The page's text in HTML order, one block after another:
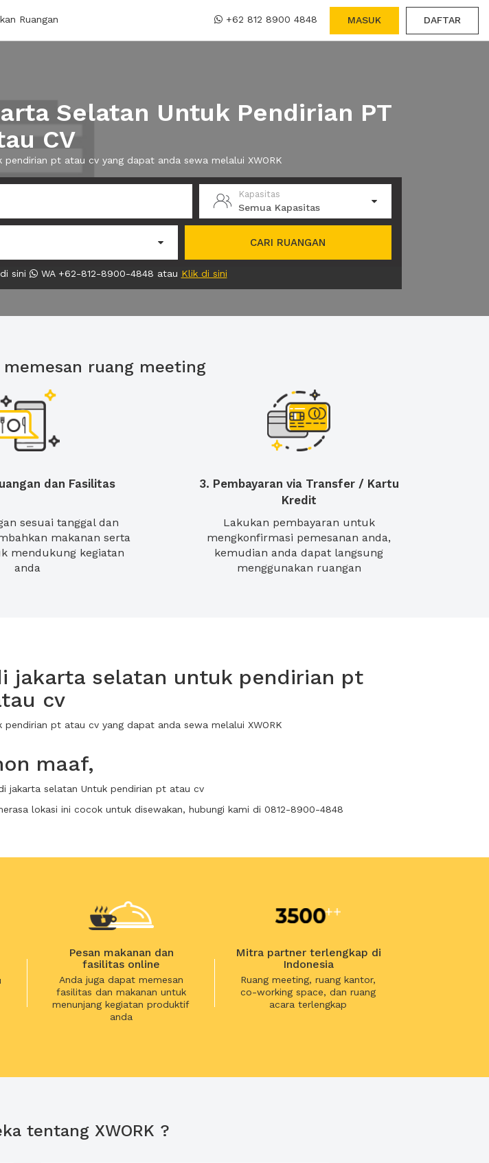
Ruangan +62 812 8900 4848 MASUK DAFTAR
Selatan Untuk Pendirian PT
CV
pt atau cv yang dapat anda sewa melalui XWORK
Kapasitas
Semua Kapasitas
CARI RUANGAN
sini WA +62-812-8900-4848 atau Klik di sini
ruang meeting
dan Fasilitas
sesuai tanggal dan
makanan serta
mendukung kegiatan
anda
3. Pembayaran via Transfer / Kartu
Kredit
Lakukan pembayaran untuk
mengkonfirmasi pemesanan anda,
kemudian anda dapat langsung
menggunakan ruangan
jakarta selatan untuk pendirian pt
cv
pt atau cv yang dapat anda sewa melalui XWORK
maaf,
jakarta selatan Untuk pendirian pt atau cv
lokasi ini cocok untuk disewakan, hubungi kami di 0812-8900-4848
Pesan makanan dan
fasilitas online
Anda juga dapat memesan
fasilitas dan makanan untuk
menunjang kegiatan produktif
anda
Mitra partner terlengkap di
Indonesia
Ruang meeting, ruang kantor,
co-working space, dan ruang
acara terlengkap
tentang XWORK ?